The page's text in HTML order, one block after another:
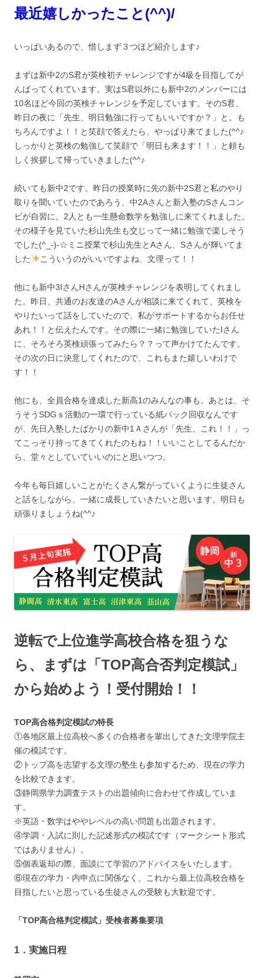
最近嬉しかったこと(^^)/
いっぱいあるので、惜しまず３つほど紹介します♪
まずは新中2のS君が英検初チャレンジですが4級を目指してが
んばってくれています。実はS君以外にも新中2のメンバーには
10名ほど今回の英検チャレンジを予定しています。そのS君、
昨日の夜に「先生、明日勉強に行ってもいいですか？」と。も
ちろんですよ！！と笑顔で答えたら、やっぱり来てました(^^♪
しっかりと英検の勉強して笑顔で「明日も来ます！！」と頼も
しく挨拶して帰っていきました(^^♪
続いても新中2です。昨日の授業時に先の新中2S君と私のやり
取りを聞いていたのであろう、中2Aさんと新入塾のSさんコン
ビが自習に。2人とも一生懸命数学を勉強しに来てくれました。
その様子を見ていた杉山先生も交じって一緒に勉強で楽しそう
でした(^_-)-☆ミニ授業で杉山先生とAさん、Sさんが輝いてま
した
こういうのがいいですよね、文理って！！
他にも新中3IさんHさんが英検チャレンジを表明してくれまし
た。昨日、共通のお友達のAさんが相談に来てくれて、英検を
やりたいって話をしていたので、私がサポートするからお任せ
あれ！！と伝えたんです。その際に一緒に勉強していたIさん
に、そろそろ英検頑張ってみたら？？って声かけてたんです。
その次の日に決意してくれたので、これもまた嬉しいわけで
す！！
他にも、全員合格を達成した新高1のみんなの事も。あとは、そ
うそうSDGｓ活動の一環で行っている紙パック回収なんです
が、先日入塾したばかりの新中1Ａさんが「先生、これ！！」っ
てこっそり持ってきてくれたのもね！！いいことしてるんだか
ら、堂々としていていいのにと思いつつ。
今年も毎日嬉しいことがたくさん繋がっていくように生徒さん
と話をしながら、一緒に成長していきたいと思います。明日も
頑張りましょうね(^^♪
逆転で上位進学高校合格を狙うな
ら、まずは「TOP高合否判定模試」
から始めよう！受付開始！！
TOP高合格判定模試の特長
①各地区最上位高校へ多くの合格者を輩出してきた文理学院主
催の模試です。
②トップ高を志望する文理の塾生も参加するため、現在の学力
を比較できます。
③静岡県学力調査テストの出題傾向に合わせて作成していま
す。
※英語・数学はややレベルの高い問題も出題されます。
④学調・入試に則した記述形式の模試です（マークシート形式
ではありません）。
⑤個表返却の際、面談にて学習のアドバイスをいたします。
⑥現在の学力・内申点に関係なく、これから最上位高校合格を
目指したいと思っている生徒さんの受験も大歓迎です。
「TOP高合格判定模試」受検者募集要項
1．実施日程